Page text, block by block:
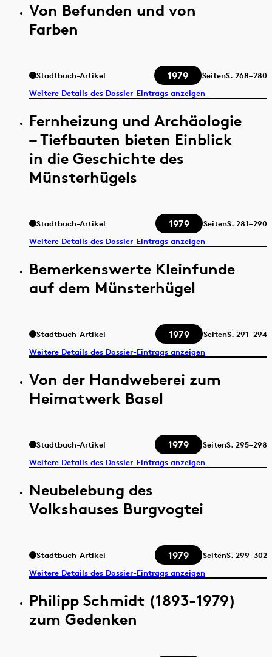
Von Befunden und von
Farben
Stadtbuch-Artikel 1979 SeitenS. 268–280
Weitere Details des Dossier-Eintrags anzeigen
Fernheizung und Archäologie
– Tiefbauten bieten Einblick
in die Geschichte des
Münsterhügels
Stadtbuch-Artikel 1979 SeitenS. 281–290
Weitere Details des Dossier-Eintrags anzeigen
Bemerkenswerte Kleinfunde
auf dem Münsterhügel
Stadtbuch-Artikel 1979 SeitenS. 291–294
Weitere Details des Dossier-Eintrags anzeigen
Von der Handweberei zum
Heimatwerk Basel
Stadtbuch-Artikel 1979 SeitenS. 295–298
Weitere Details des Dossier-Eintrags anzeigen
Neubelebung des
Volkshauses Burgvogtei
Stadtbuch-Artikel 1979 SeitenS. 299–302
Weitere Details des Dossier-Eintrags anzeigen
Philipp Schmidt (1893-1979)
zum Gedenken